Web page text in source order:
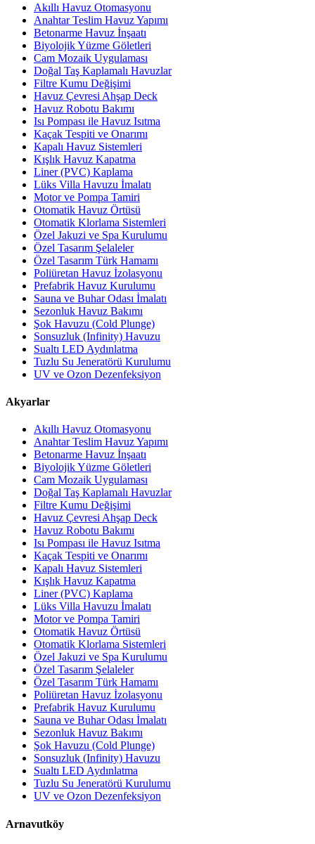
Akıllı Havuz Otomasyonu
Anahtar Teslim Havuz Yapımı
Betonarme Havuz İnşaatı
Biyolojik Yüzme Göletleri
Cam Mozaik Uygulaması
Doğal Taş Kaplamalı Havuzlar
Filtre Kumu Değişimi
Havuz Çevresi Ahşap Deck
Havuz Robotu Bakımı
Isı Pompası ile Havuz Isıtma
Kaçak Tespiti ve Onarımı
Kapalı Havuz Sistemleri
Kışlık Havuz Kapatma
Liner (PVC) Kaplama
Lüks Villa Havuzu İmalatı
Motor ve Pompa Tamiri
Otomatik Havuz Örtüsü
Otomatik Klorlama Sistemleri
Özel Jakuzi ve Spa Kurulumu
Özel Tasarım Şelaleler
Özel Tasarım Türk Hamamı
Poliüretan Havuz İzolasyonu
Prefabrik Havuz Kurulumu
Sauna ve Buhar Odası İmalatı
Sezonluk Havuz Bakımı
Şok Havuzu (Cold Plunge)
Sonsuzluk (Infinity) Havuzu
Sualtı LED Aydınlatma
Tuzlu Su Jeneratörü Kurulumu
UV ve Ozon Dezenfeksiyon
Akyarlar
Akıllı Havuz Otomasyonu
Anahtar Teslim Havuz Yapımı
Betonarme Havuz İnşaatı
Biyolojik Yüzme Göletleri
Cam Mozaik Uygulaması
Doğal Taş Kaplamalı Havuzlar
Filtre Kumu Değişimi
Havuz Çevresi Ahşap Deck
Havuz Robotu Bakımı
Isı Pompası ile Havuz Isıtma
Kaçak Tespiti ve Onarımı
Kapalı Havuz Sistemleri
Kışlık Havuz Kapatma
Liner (PVC) Kaplama
Lüks Villa Havuzu İmalatı
Motor ve Pompa Tamiri
Otomatik Havuz Örtüsü
Otomatik Klorlama Sistemleri
Özel Jakuzi ve Spa Kurulumu
Özel Tasarım Şelaleler
Özel Tasarım Türk Hamamı
Poliüretan Havuz İzolasyonu
Prefabrik Havuz Kurulumu
Sauna ve Buhar Odası İmalatı
Sezonluk Havuz Bakımı
Şok Havuzu (Cold Plunge)
Sonsuzluk (Infinity) Havuzu
Sualtı LED Aydınlatma
Tuzlu Su Jeneratörü Kurulumu
UV ve Ozon Dezenfeksiyon
Arnavutköy